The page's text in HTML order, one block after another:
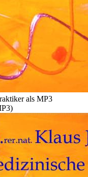
als MP3
)